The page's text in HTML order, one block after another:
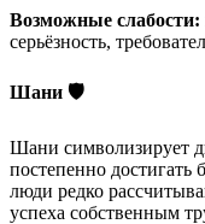
Возможные слабости:
серьёзность,
Шани 🛡️
Шани символизирует
постепенно достигать
люди редко
успеха собственным